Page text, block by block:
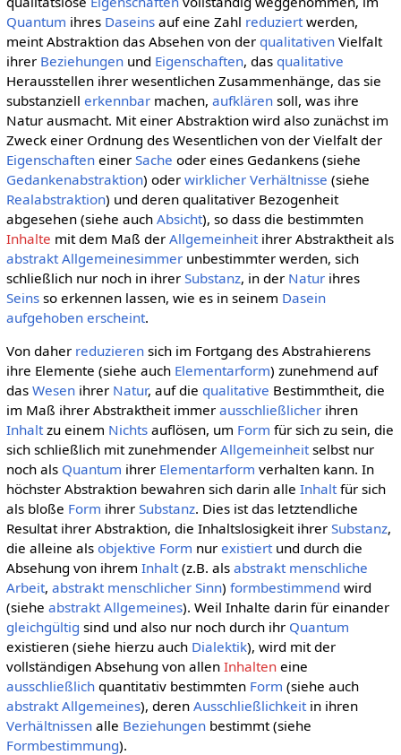
Quantum ihres Daseinsauf eine Zahl reduziertwerden,
meint Abstraktion das Absehen von der qualitativenVielfalt
ihrer Beziehungenund Eigenschaften, das qualitative
Herausstellen ihrer wesentlichen Zusammenhänge, das sie
substanziell erkennbarmachen, aufklärensoll, was ihre
Natur ausmacht. Mit einer Abstraktion wird also zunächst im
Zweck einer Ordnung des Wesentlichen von der Vielfalt der
Eigenschafteneiner Sache oder eines Gedankens (siehe
Gedankenabstraktion) oder wirklicher Verhältnisse (siehe
Realabstraktion) und deren qualitativer Bezogenheit
abgesehen (siehe auch Absicht), so dass die bestimmten
Inhalte mit dem Maß der Allgemeinheitihrer Abstraktheit als
abstrakt Allgemeinesimmerunbestimmter werden, sich
schließlich nur noch in ihrer Substanz, in der Naturihres
Seinsso erkennen lassen, wie es in seinem Dasein
aufgehoben erscheint.
Von daher reduzierensich im Fortgang des Abstrahierens
ihre Elemente (siehe auch Elementarform) zunehmend auf
das Wesenihrer Natur, auf die qualitative Bestimmtheit, die
im Maß ihrer Abstraktheit immer ausschließlicherihren
Inhaltzu einem Nichtsauflösen, um Form für sich zu sein, die
sich schließlich mit zunehmender Allgemeinheitselbst nur
noch als Quantum ihrer Elementarform verhalten kann. In
höchster Abstraktion bewahren sich darin alle Inhaltfür sich
als bloße Form ihrer Substanz. Dies ist das letztendliche
Resultat ihrer Abstraktion, die Inhaltslosigkeit ihrer Substanz,
die alleine als objektive Form nur existiertund durch die
Absehung von ihrem Inhalt(z.B. als abstrakt menschliche
Arbeit, abstrakt menschlicher Sinn) formbestimmend wird
(siehe abstrakt Allgemeines). Weil Inhalte darin für einander
gleichgültig sind und also nur noch durch ihr Quantum
existieren (siehe hierzu auch Dialektik), wird mit der
vollständigen Absehung von allen Inhalteneine
ausschließlichquantitativ bestimmten Form (siehe auch
abstrakt Allgemeines), deren Ausschließlichkeitin ihren
Verhältnissenalle Beziehungenbestimmt (siehe
Formbestimmung).